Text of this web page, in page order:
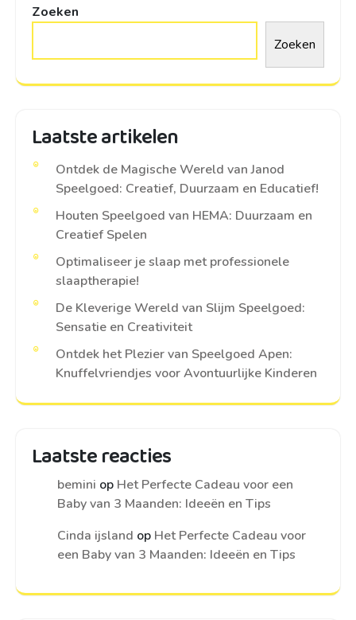
Zoeken
Zoeken
Laatste artikelen
Ontdek de Magische Wereld van Janod
Speelgoed: Creatief, Duurzaam en Educatief!
Houten Speelgoed van HEMA: Duurzaam en
Creatief Spelen
Optimaliseer je slaap met professionele
slaaptherapie!
De Kleverige Wereld van Slijm Speelgoed:
Sensatie en Creativiteit
Ontdek het Plezier van Speelgoed Apen:
Knuffelvriendjes voor Avontuurlijke Kinderen
Laatste reacties
bemini op Het Perfecte Cadeau voor een
Baby van 3 Maanden: Ideeën en Tips
Cinda ijsland op Het Perfecte Cadeau voor
een Baby van 3 Maanden: Ideeën en Tips